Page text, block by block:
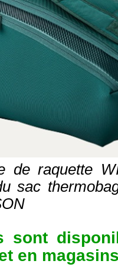
de raquette
sac
sont
en